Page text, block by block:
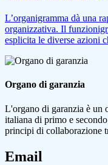
L’organigramma dà una
organizzativa. Il
esplicita le diverse azioni
Organo di garanzia
L'organo di garanzia è un
italiana di primo e
principi di collaborazione
Email